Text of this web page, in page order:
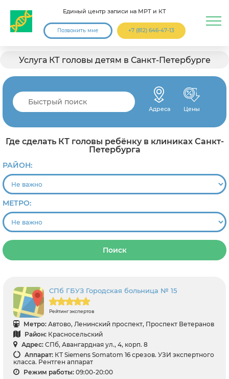
Единый центр записи на МРТ и КТ
Позвонить мне +7 (812) 646-47-13
Услуга КТ головы детям в Санкт-Петербурге
Адреса Цены
Где сделать КТ головы ребёнку в клиниках Санкт-
Петербурга
РАЙОН:
МЕТРО:
Поиск
СПб ГБУЗ Городская больница № 15
Рейтинг экспертов
Метро: Автово, Ленинский проспект, Проспект Ветеранов
Район: Красносельский
Адрес: СПб, Авангардная ул., 4, корп. 8
Аппарат: КТ Siemens Somatom 16 срезов. УЗИ экспертного
класса. Рентген аппарат
Режим работы: 09:00-20:00